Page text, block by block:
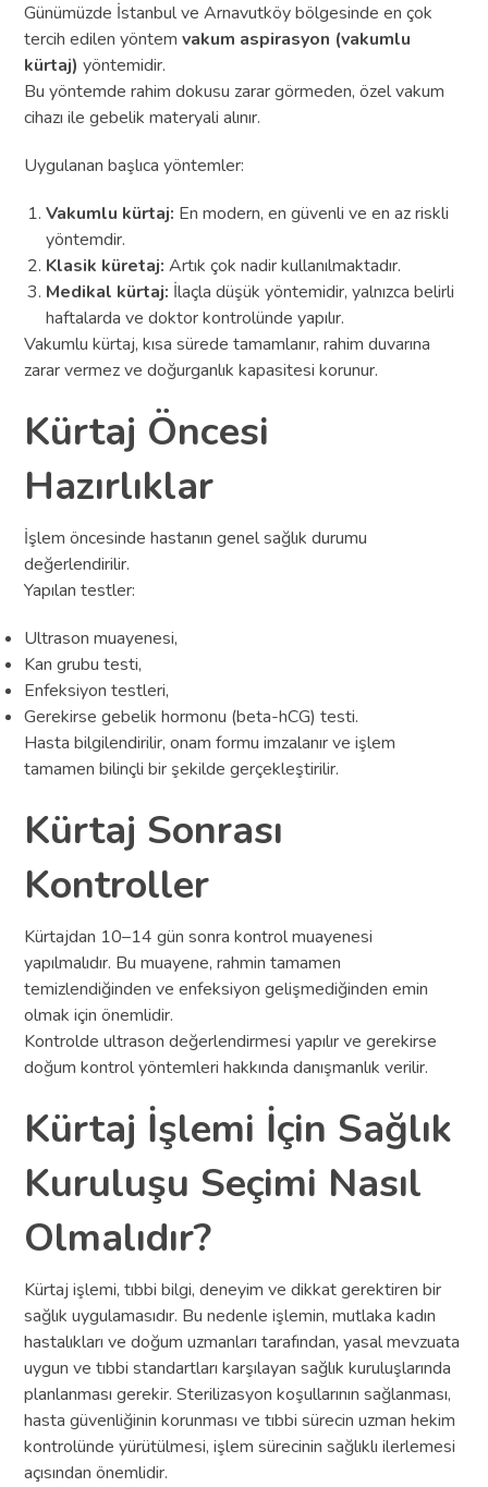
Günümüzde İstanbul ve Arnavutköy bölgesinde en çok
tercih edilen yöntemvakum aspirasyon (vakumlu
kürtaj) yöntemidir.
Bu yöntemde rahim dokusu zarar görmeden, özel vakum
cihazı ile gebelik materyali alınır.
Uygulanan başlıca yöntemler:
Vakumlu kürtaj: En modern, en güvenli ve en az riskli
yöntemdir.
Klasik küretaj: Artık çok nadir kullanılmaktadır.
Medikal kürtaj: İlaçla düşük yöntemidir, yalnızca belirli
haftalarda ve doktor kontrolünde yapılır.
Vakumlu kürtaj, kısa sürede tamamlanır, rahim duvarına
zarar vermez ve doğurganlık kapasitesi korunur.
Kürtaj Öncesi
Hazırlıklar
İşlem öncesinde hastanın genel sağlık durumu
değerlendirilir.
Yapılan testler:
Ultrason muayenesi,
Kan grubu testi,
Enfeksiyon testleri,
Gerekirse gebelik hormonu (beta-hCG) testi.
Hasta bilgilendirilir, onam formu imzalanır ve işlem
tamamen bilinçli bir şekilde gerçekleştirilir.
Kürtaj Sonrası
Kontroller
Kürtajdan 10–14 gün sonra kontrol muayenesi
yapılmalıdır. Bu muayene, rahmin tamamen
temizlendiğinden ve enfeksiyon gelişmediğinden emin
olmak için önemlidir.
Kontrolde ultrason değerlendirmesi yapılır ve gerekirse
doğum kontrol yöntemleri hakkında danışmanlık verilir.
Kürtaj İşlemi İçin Sağlık
Kuruluşu Seçimi Nasıl
Olmalıdır?
Kürtaj işlemi, tıbbi bilgi, deneyim ve dikkat gerektiren bir
sağlık uygulamasıdır. Bu nedenle işlemin, mutlaka kadın
hastalıkları ve doğum uzmanları tarafından, yasal mevzuata
uygun ve tıbbi standartları karşılayan sağlık kuruluşlarında
planlanması gerekir. Sterilizasyon koşullarının sağlanması,
hasta güvenliğinin korunması ve tıbbi sürecin uzman hekim
kontrolünde yürütülmesi, işlem sürecinin sağlıklı ilerlemesi
açısından önemlidir.